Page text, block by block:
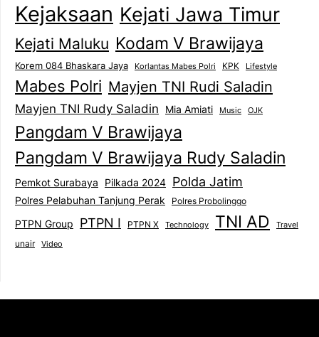
Kejaksaan Kejati Jawa Timur
Kejati Maluku Kodam V Brawijaya
Korem 084 Bhaskara Jaya Korlantas Mabes Polri KPK Lifestyle
Mabes Polri Mayjen TNI Rudi Saladin
Mayjen TNI Rudy Saladin Mia Amiati Music OJK
Pangdam V Brawijaya
Pangdam V Brawijaya Rudy Saladin
Pemkot Surabaya Pilkada 2024 Polda Jatim
Polres Pelabuhan Tanjung Perak Polres Probolinggo
PTPN Group PTPN I PTPN X Technology TNI AD Travel
unair Video